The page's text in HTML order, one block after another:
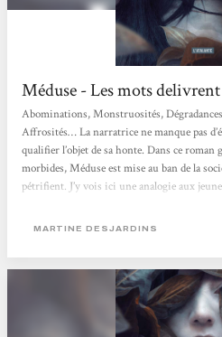
Méduse - Les mots delivrent
Abominations, Monstruosités,
Affrosités… La narratrice ne manque pas
qualifier l’objet de sa honte. Dans ce roman
morbides, Méduse est mise au ban de la
pétrifient. J’y vois ici une analogie aux
attirait trop les convoitises de ces
MARTINE DESJARDINS